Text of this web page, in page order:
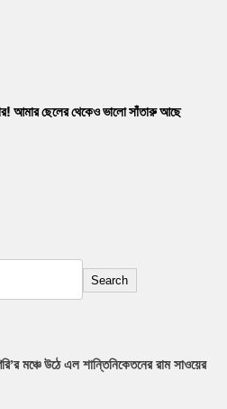
আমার ছেলের থেকেও ভালো সাঁতারু আছে
Search
মঞ্চে উঠে এল শান্তিনিকেতনের রাম সাওয়ের